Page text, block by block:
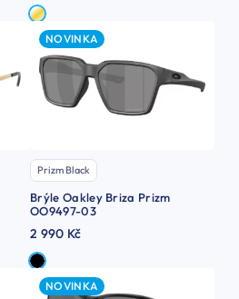
NOVINKA
Prizm Black
Brýle Oakley Briza Prizm
OO9497-03
2 990 Kč
NOVINKA